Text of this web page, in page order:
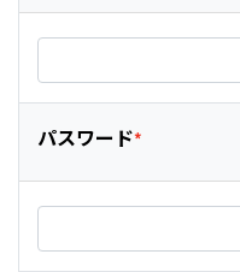
パスワード